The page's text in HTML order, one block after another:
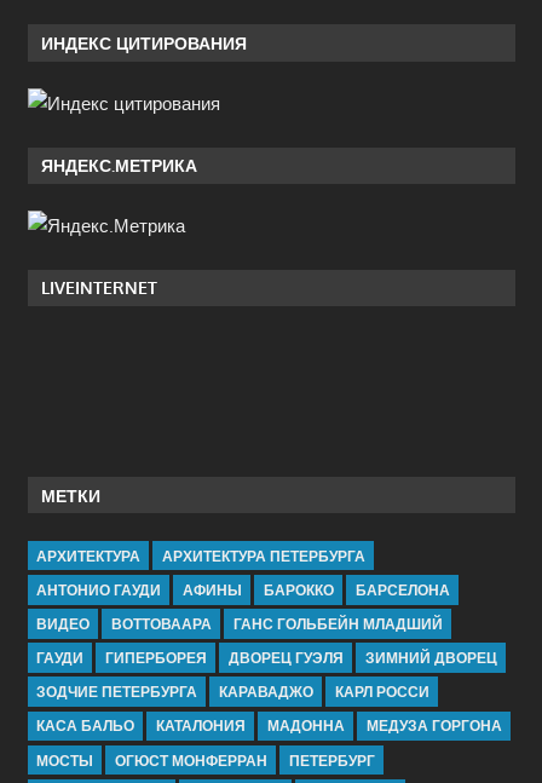
ИНДЕКС ЦИТИРОВАНИЯ
ЯНДЕКС.МЕТРИКА
LIVEINTERNET
МЕТКИ
АРХИТЕКТУРА
АРХИТЕКТУРА ПЕТЕРБУРГА
АНТОНИО ГАУДИ
АФИНЫ БАРОККО
БАРСЕЛОНА
ВИДЕО
ВОТТОВААРА
ГАНС ГОЛЬБЕЙН МЛАДШИЙ
ГАУДИ
ГИПЕРБОРЕЯ ДВОРЕЦ ГУЭЛЯ
ЗИМНИЙ ДВОРЕЦ
ЗОДЧИЕ ПЕТЕРБУРГА
КАРАВАДЖО
КАРЛ РОССИ
КАСА БАЛЬО
КАТАЛОНИЯ МАДОННА
МЕДУЗА ГОРГОНА
МОСТЫ
ОГЮСТ МОНФЕРРАН ПЕТЕРБУРГ